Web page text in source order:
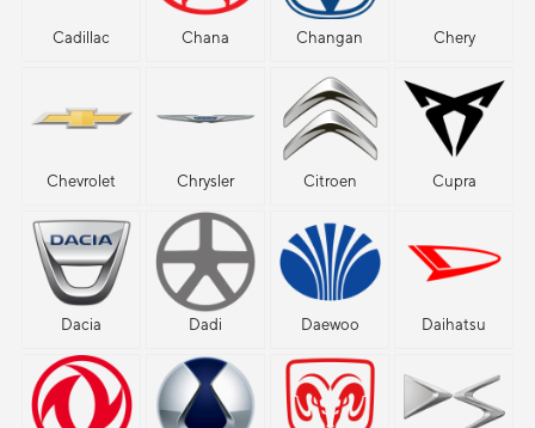
Cadillac Chana Changan Chery
Chevrolet Chrysler Citroen Cupra
Dacia Dadi Daewoo Daihatsu